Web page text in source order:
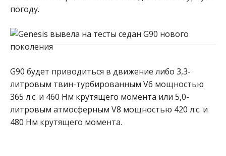
погоду.
G90 будет приводиться в движение либо 3,3-
литровым твин-турбированным V6 мощностью
365 л.с. и 460 Нм крутящего момента или 5,0-
литровым атмосферным V8 мощностью 420 л.с. и
480 Нм крутящего момента.